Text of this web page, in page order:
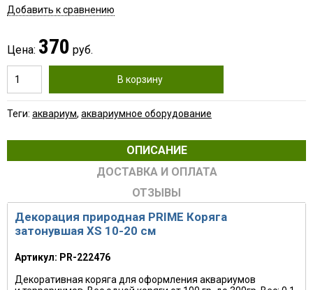
Добавить к сравнению
Цена: 370 руб.
В корзину
Теги: аквариум, аквариумное оборудование
ОПИСАНИЕ
ДОСТАВКА И ОПЛАТА
ОТЗЫВЫ
Декорация природная PRIME Коряга
затонувшая XS 10-20 см
Артикул: PR-222476
Декоративная коряга для оформления аквариумов